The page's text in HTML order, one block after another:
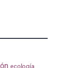
ecología